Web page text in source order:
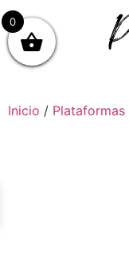
Inicio / Plataformas
0